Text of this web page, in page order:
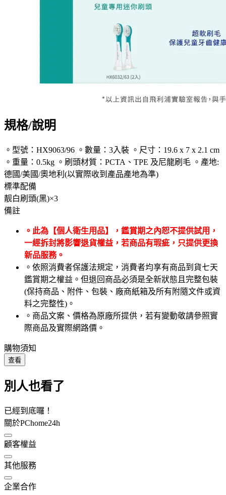
規格/說明
。型號：HX9063/96 。數量：3入裝 。尺寸：19.6 x 7 x 2.1 cm
。重量：0.5kg 。刷頭材質：PCTA、TPE 及尼龍刷毛 。產地:
德國/美國/奧地利(以實際收到產品產地為準)
標準配備
靓白刷頭(黑)×3
備註
。此為【個人衛生用品】，鑑賞期之內恕不提供試用，
一經拆封將影響退貨權益，若商品有瑕疵，只提供更換
新品服務。
。依照消費者保護法規定，消費者均享有商品到貨七天
鑑賞期之權益。但退回商品必須是全新狀態且完整包裝
(保持商品、附件、包裝、廠商紙箱及所有附隨文件或資
料之完整性)。
。商品文案、價格為原廠所提供，若有變動敬請參照實
際商品及實際網路價。
購物須知
查看
別人也看了
已經到底囉！
關於PChome24h
顧客權益
其他服務
企業合作